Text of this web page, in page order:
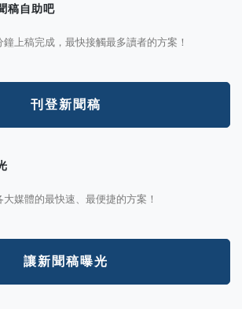
稿自助吧
上稿完成，最快接觸最多讀者的方案！
刊登新聞稿
媒體的最快速、最便捷的方案！
讓新聞稿曝光